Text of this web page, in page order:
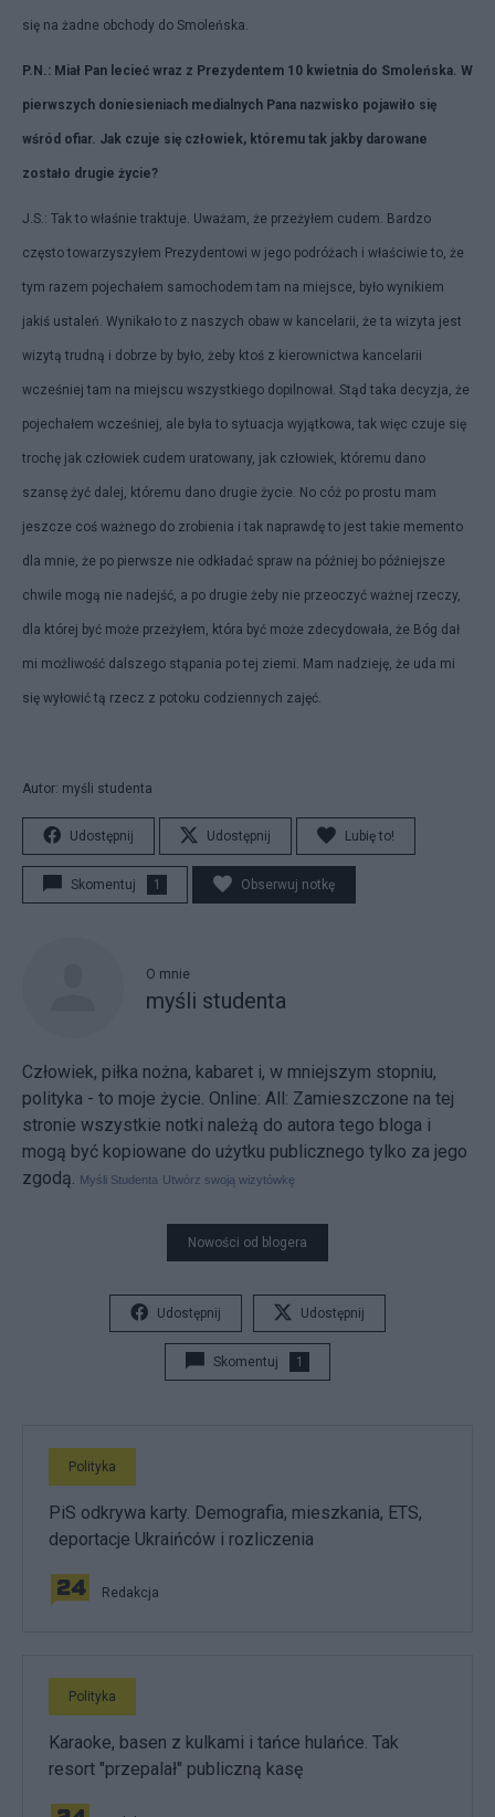
się na żadne obchody do Smoleńska.
P.N.: Miał Pan lecieć wraz z Prezydentem 10 kwietnia do Smoleńska. W
pierwszych doniesieniach medialnych Pana nazwisko pojawiło się
wśród ofiar. Jak czuje się człowiek, któremu tak jakby darowane
zostało drugie życie?
J.S.: Tak to właśnie traktuje. Uważam, że przeżyłem cudem. Bardzo
często towarzyszyłem Prezydentowi w jego podróżach i właściwie to, że
tym razem pojechałem samochodem tam na miejsce, było wynikiem
jakiś ustaleń. Wynikało to z naszych obaw w kancelarii, że ta wizyta jest
wizytą trudną i dobrze by było, żeby ktoś z kierownictwa kancelarii
wcześniej tam na miejscu wszystkiego dopilnował. Stąd taka decyzja, że
pojechałem wcześniej, ale była to sytuacja wyjątkowa, tak więc czuje się
trochę jak człowiek cudem uratowany, jak człowiek, któremu dano
szansę żyć dalej, któremu dano drugie życie. No cóż po prostu mam
jeszcze coś ważnego do zrobienia i tak naprawdę to jest takie memento
dla mnie, że po pierwsze nie odkładać spraw na później bo późniejsze
chwile mogą nie nadejść, a po drugie żeby nie przeoczyć ważnej rzeczy,
dla której być może przeżyłem, która być może zdecydowała, że Bóg dał
mi możliwość dalszego stąpania po tej ziemi. Mam nadzieję, że uda mi
się wyłowić tą rzecz z potoku codziennych zajęć.
Autor: myśli studenta
Udostępnij Udostępnij Lubię to!
Skomentuj 1 Obserwuj notkę
O mnie
myśli studenta
Człowiek, piłka nożna, kabaret i, w mniejszym stopniu,
polityka - to moje życie. Online: All: Zamieszczone na tej
stronie wszystkie notki należą do autora tego bloga i
mogą być kopiowane do użytku publicznego tylko za jego
zgodą. Myśli Studenta Utwórz swoją wizytówkę
Nowości od blogera
Udostępnij Udostępnij
Skomentuj 1
Polityka
PiS odkrywa karty. Demografia, mieszkania, ETS,
deportacje Ukraińców i rozliczenia
Redakcja
Polityka
Karaoke, basen z kulkami i tańce hulańce. Tak
resort "przepalał" publiczną kasę